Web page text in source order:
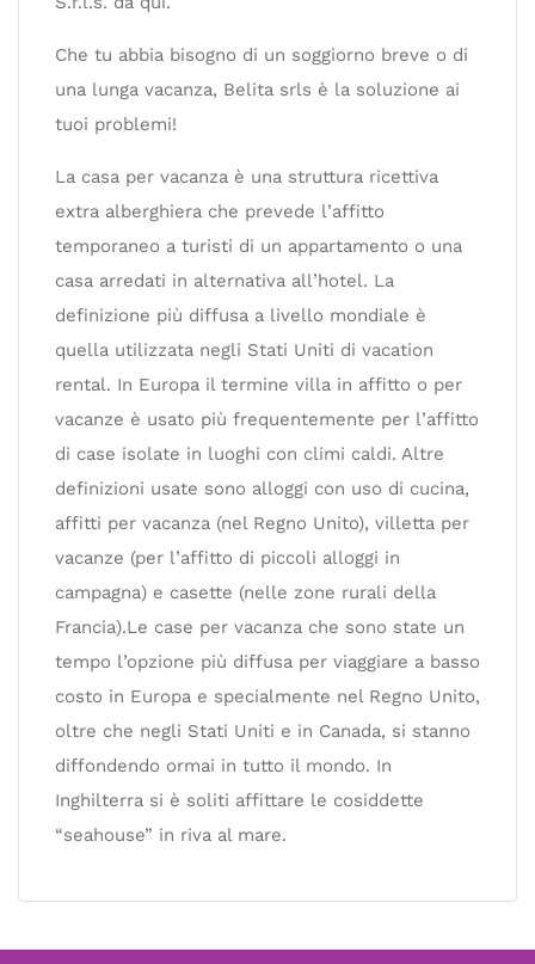
Che tu abbia bisogno di un soggiorno breve o di
una lunga vacanza, Belita srls è la soluzione ai
tuoi problemi!
La casa per vacanza è una struttura ricettiva
extra alberghiera che prevede l’affitto
temporaneo a turisti di un appartamento o una
casa arredati in alternativa all’hotel. La
definizione più diffusa a livello mondiale è
quella utilizzata negli Stati Uniti di vacation
rental. In Europa il termine villa in affitto o per
vacanze è usato più frequentemente per l’affitto
di case isolate in luoghi con climi caldi. Altre
definizioni usate sono alloggi con uso di cucina,
affitti per vacanza (nel Regno Unito), villetta per
vacanze (per l’affitto di piccoli alloggi in
campagna) e casette (nelle zone rurali della
Francia).Le case per vacanza che sono state un
tempo l’opzione più diffusa per viaggiare a basso
costo in Europa e specialmente nel Regno Unito,
oltre che negli Stati Uniti e in Canada, si stanno
diffondendo ormai in tutto il mondo. In
Inghilterra si è soliti affittare le cosiddette
“seahouse” in riva al mare.